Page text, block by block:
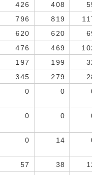
426 408
55
796 819
117
620 620
69
476 469
102
197 199
32
345 279
28
0 0 0
0 0 0
0 14 0
57 38
12